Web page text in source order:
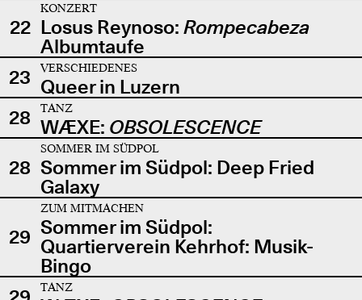
22
KONZERT
Losus Reynoso: Rompecabeza
Albumtaufe
23
VERSCHIEDENES
Queer in Luzern
28
TANZ
WÆXE: OBSOLESCENCE
28
SOMMER IM SÜDPOL
Sommer im Südpol: Deep Fried
Galaxy
29
ZUM MITMACHEN
Sommer im Südpol:
Quartierverein Kehrhof: Musik-
Bingo
TANZ